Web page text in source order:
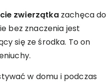
zwierzątkazachęca do
bez znaczenia jest
się ze środka. To on
w domu i podczas